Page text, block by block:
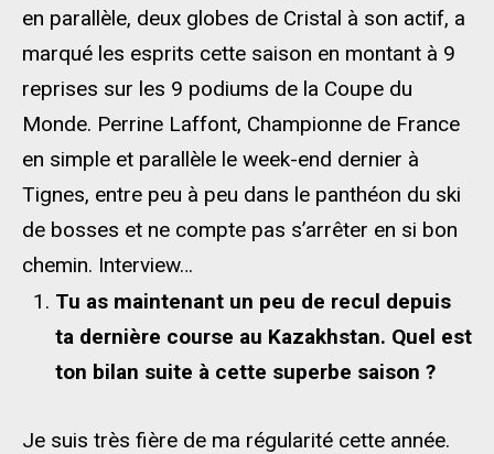
en parallèle, deux globes de Cristal à son actif, a
marqué les esprits cette saison en montant à 9
reprises sur les 9 podiums de la Coupe du
Monde. Perrine Laffont, Championne de France
en simple et parallèle le week-end dernier à
Tignes, entre peu à peu dans le panthéon du ski
de bosses et ne compte pas s’arrêter en si bon
chemin. Interview…
Tu as maintenant un peu de recul depuis
ta dernière course au Kazakhstan. Quel est
ton bilan suite à cette superbe saison ?
Je suis très fière de ma régularité cette année.